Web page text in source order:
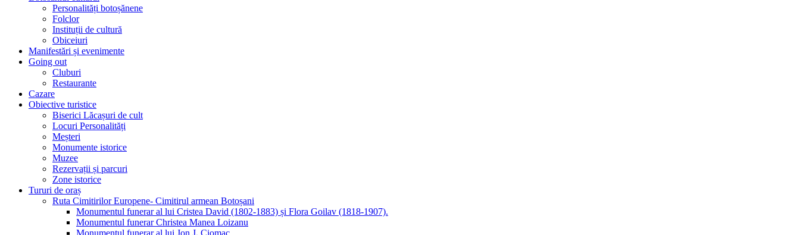
Personalități botoșănene
Folclor
Instituții de cultură
Obiceiuri
Manifestări și evenimente
Going out
Cluburi
Restaurante
Cazare
Obiective turistice
Biserici Lăcașuri de cult
Locuri Personalități
Meșteri
Monumente istorice
Muzee
Rezervații și parcuri
Zone istorice
Tururi de oraș
Ruta Cimitirilor Europene- Cimitirul armean Botoșani
Monumentul funerar al lui Cristea David (1802-1883) și Flora Goilav (1818-1907).
Monumentul funerar Christea Manea Loizanu
Monumentul funerar al lui Jon J. Ciomac